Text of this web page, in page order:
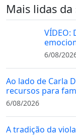
Mais lidas da
VÍDEO:
6/08/
Ao lado de Carla
recursos para
6/08/2026
A tradição da